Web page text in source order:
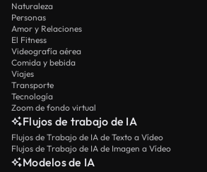
Naturaleza
Personas
Amor y Relaciones
El Fitness
Videografía aérea
Comida y bebida
Viajes
Transporte
Tecnología
Zoom de fondo virtual
Flujos de trabajo de IA
Flujos de Trabajo de IA de Texto a Vídeo
Flujos de Trabajo de IA de Imagen a Vídeo
Modelos de IA